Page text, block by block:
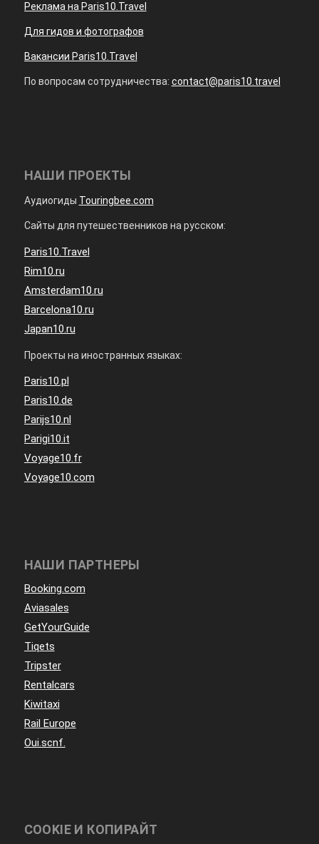
Реклама на Paris10.Travel
Для гидов и фотографов
Вакансии Paris10.Travel
По вопросам сотрудничества: contact@paris10.travel
НАШИ ПРОЕКТЫ
Аудиогиды Touringbee.com
Сайты для путешественников на русском:
Paris10.Travel
Rim10.ru
Amsterdam10.ru
Barcelona10.ru
Japan10.ru
Проекты на иностранных языках:
Paris10.pl
Paris10.de
Parijs10.nl
Parigi10.it
Voyage10.fr
Voyage10.com
НАШИ ПАРТНЕРЫ
Booking.com
Aviasales
GetYourGuide
Tiqets
Tripster
Rentalcars
Kiwitaxi
Rail Europe
Oui.scnf.
COOKIE И КОПИРАЙТ